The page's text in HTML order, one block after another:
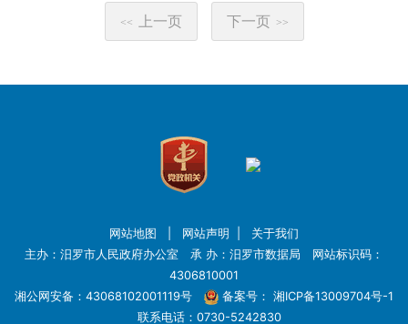
<< 上一页 下一页 >>
网站地图 网站声明
关于我们
主办：汨罗市人民政府办公室 承 办：汨罗市数据局 网站标识码：
4306810001
湘公网安备：43068102001119号
备案号： 湘ICP备13009704号-1
联系电话：0730-5242830